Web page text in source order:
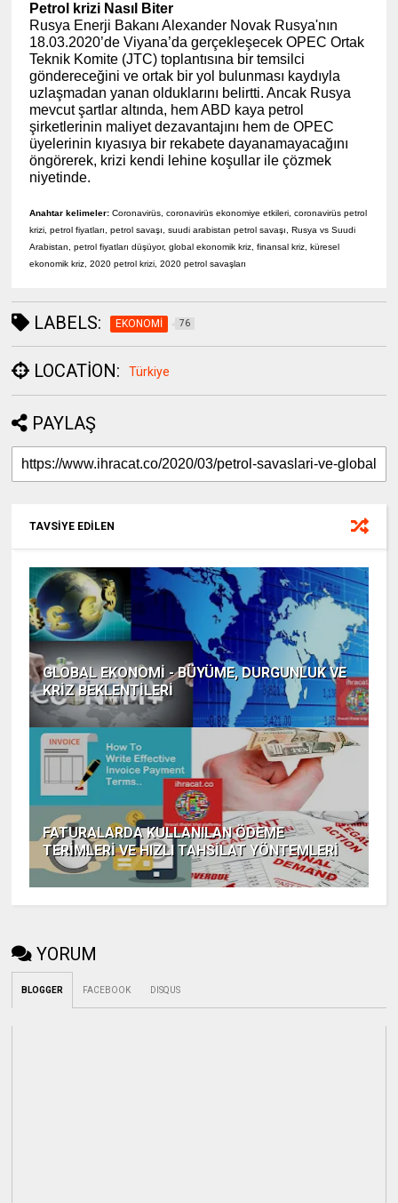
Petrol krizi Nasıl Biter
Rusya Enerji Bakanı Alexander Novak Rusya'nın
18.03.2020’de Viyana’da gerçekleşecek OPEC Ortak
Teknik Komite (JTC) toplantısına bir temsilci
göndereceğini ve ortak bir yol bulunması kaydıyla
uzlaşmadan yanan olduklarını belirtti. Ancak Rusya
mevcut şartlar altında, hem ABD kaya petrol
şirketlerinin maliyet dezavantajını hem de OPEC
üyelerinin kıyasıya bir rekabete dayanamayacağını
öngörerek, krizi kendi lehine koşullar ile çözmek
niyetinde.
Anahtar kelimeler:Coronavirüs, coronavirüs ekonomiye etkileri, coronavirüs petrol
krizi, petrol fiyatları, petrol savaşı, suudi arabistan petrol savaşı, Rusya vs Suudi
Arabistan, petrol fiyatları düşüyor, global ekonomik kriz, finansal kriz, küresel
ekonomik kriz, 2020 petrol krizi, 2020 petrol savaşları
LABELS: EKONOMİ 76
LOCATION: Türkiye
PAYLAŞ
TAVSİYE EDİLEN
GLOBAL EKONOMİ - BÜYÜME, DURGUNLUK VE
KRİZ BEKLENTİLERİ
FATURALARDA KULLANILAN ÖDEME
TERİMLERİ VE HIZLI TAHSİLAT YÖNTEMLERİ
YORUM
BLOGGER FACEBOOK DISQUS